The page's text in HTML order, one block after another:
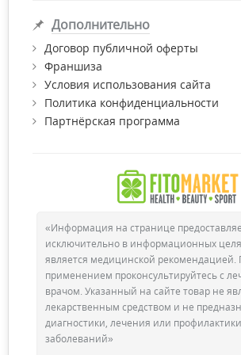
организма человека.
Важность Омега 3 для
АЛЬФА-ЛЕНОЛЕНОВАЯ КИСЛОТА
Организм здорового человека
более важные формы омега-3 ПНЖК –
докозагексаеновую кислоты. Переход
с возрастом, из-за ряда заболеваний, при
неблагоприятных экологических
трансформация ALA в EPA и DPA может
избытком линолевой кислоты (омега 6), в
употреблении большого количества
кукурузного масла.
ЭЙКОЗАПЕНТОЕНОВАЯ КИСЛОТА
Тип омега-кислоты, который
депрессию и различные расстройства
Дополнительно
Договор публичной оферты
Франшиза
Условия использования сайта
Политика конфиденциальности
Партнёрская программа
«Информация на странице
исключительно в информационных
является медицинской рекомендацией.
применением проконсультируйтесь с
врачом. Указанный на сайте товар не
лекарственным средством и не
диагностики, лечения или профилактики
заболеваний»